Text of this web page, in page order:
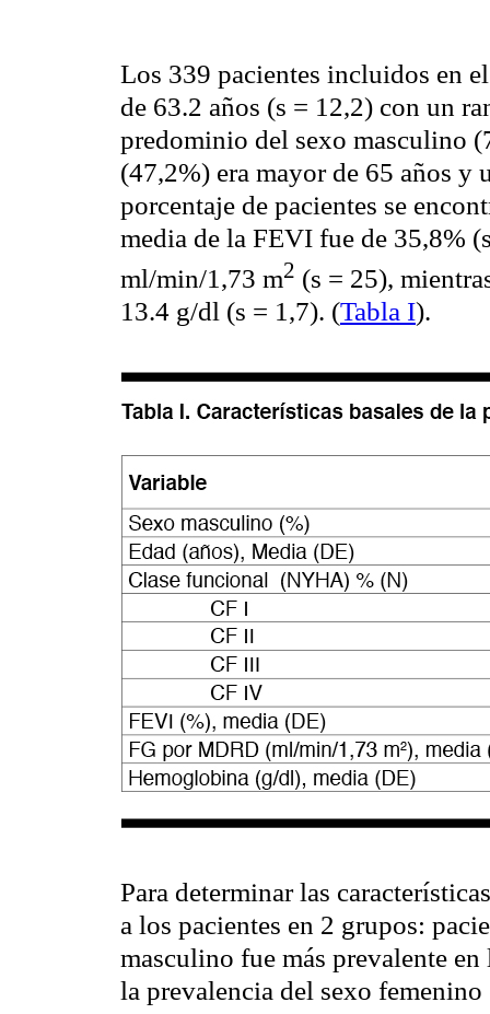
Los 339 pacientes incluidos en
de 63.2 años (s = 12,2) con un
predominio del sexo masculino
(47,2%) era mayor de 65 años y
porcentaje de pacientes se
media de la FEVI fue de 35,8%
ml/min/1,73 m2 (s = 25),
13.4 g/dl (s = 1,7). (Tabla I).
Para determinar las
a los pacientes en 2 grupos:
masculino fue más prevalente en
la prevalencia del sexo